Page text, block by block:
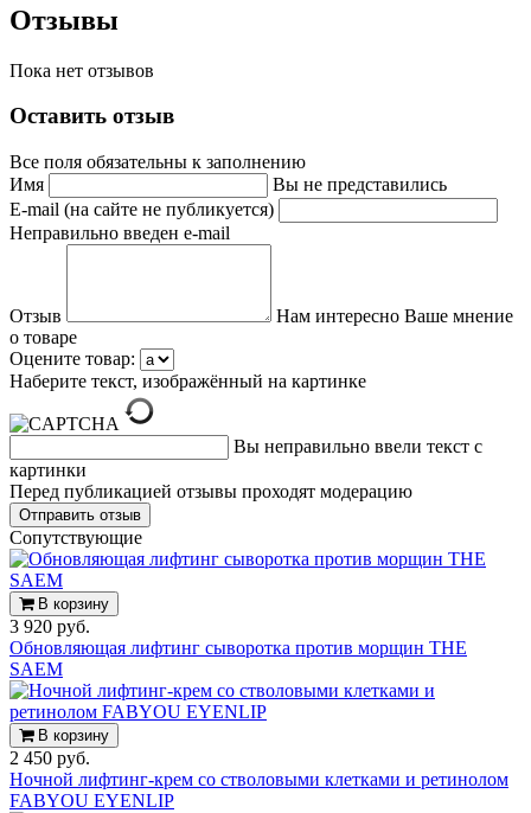
Отзывы
Пока нет отзывов
Оставить отзыв
Все поля обязательны к заполнению
Имя
Вы не представились
E-mail (на сайте не публикуется)
Неправильно введен e-mail
Отзыв
Нам интересно Ваше мнение
о товаре
Оцените товар:
Наберите текст, изображённый на картинке
Вы неправильно ввели текст с
картинки
Перед публикацией отзывы проходят модерацию
Cопутствующие
В корзину
3 920 руб.
Обновляющая лифтинг сыворотка против морщин THE
SAEM
В корзину
2 450 руб.
Ночной лифтинг-крем со стволовыми клетками и ретинолом
FABYOU EYENLIP